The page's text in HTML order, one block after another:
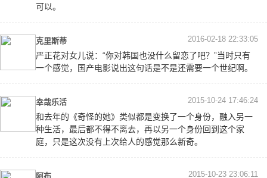
可以。
克里斯蒂 2016-02-18 22:33:05
严正花对女儿说：“你对韩国也没什么留恋了吧？”当时只有
一个感觉，国产电影说出这句话是不是还需要一个世纪啊。
幸哉乐活 2015-10-24 17:46:24
和去年的《奇怪的她》类似都是变换了一个身份，融入另一
种生活，最后都不得不离去，再以另一个身份回到这个家
庭，只是这次没有上次给人的感觉那么新奇。
阿布 2015-10-23 23:06:11